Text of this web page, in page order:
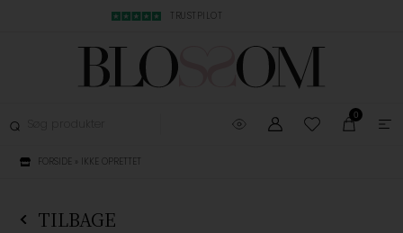
TRUSTPILOT
0
FORSIDE » IKKE OPRETTET
TILBAGE